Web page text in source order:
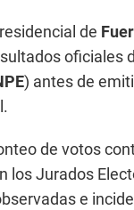
de
oficiales
) antes de
de votos
los Jurados
e